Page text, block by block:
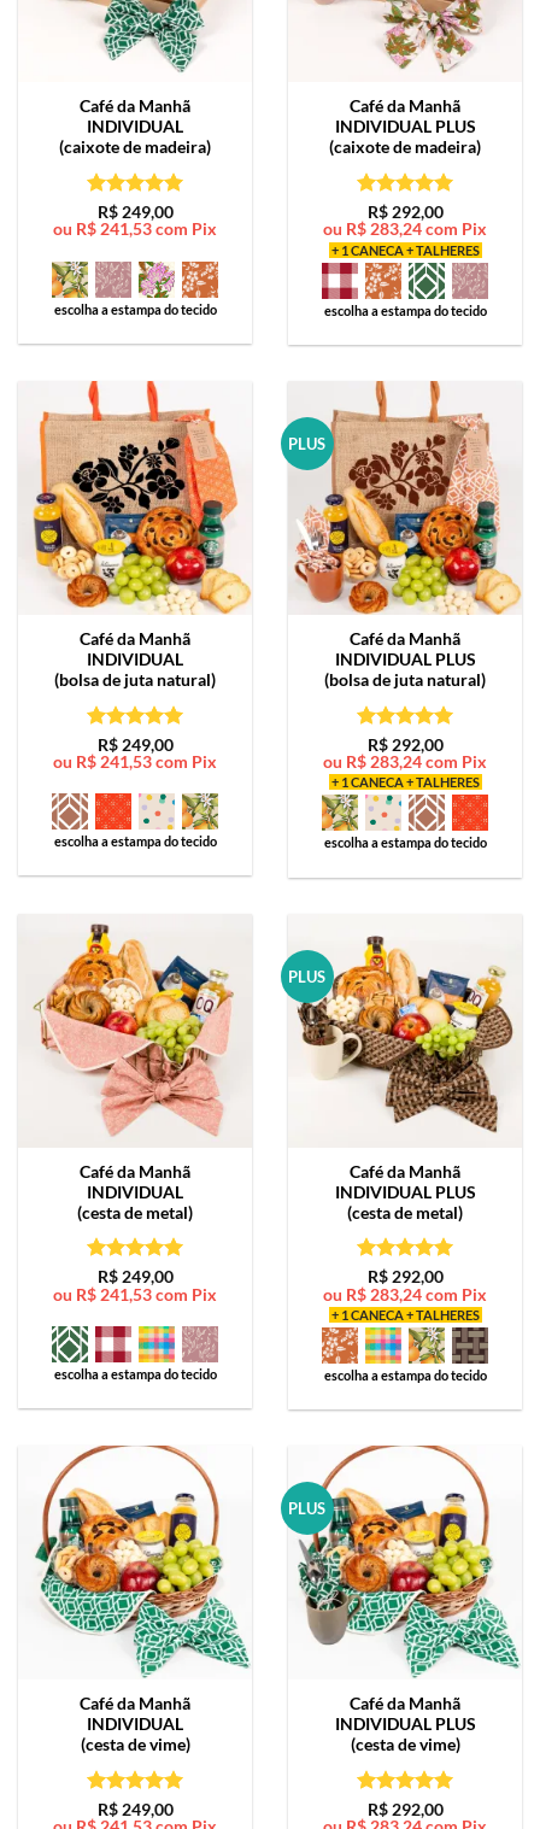
Café da Manhã
INDIVIDUAL
(caixote de madeira)
Avaliação5
de 5
R$249,00
ou R$241,53com Pix
escolha a estampa do tecido
Café da Manhã
INDIVIDUAL PLUS
(caixote de madeira)
Avaliação5
de 5
R$292,00
ou R$283,24com Pix
+ 1 CANECA + TALHERES
escolha a estampa do tecido
Café da Manhã
INDIVIDUAL
(bolsa de juta natural)
Avaliação5
de 5
R$249,00
ou R$ 241,53com Pix
escolha a estampa do tecido
PLUS
Café da Manhã
INDIVIDUAL PLUS
(bolsa de juta natural)
Avaliação5
de 5
R$292,00
ou R$ 283,24com Pix
+ 1 CANECA + TALHERES
escolha a estampa do tecido
Café da Manhã
INDIVIDUAL
(cesta de metal)
Avaliação5
de 5
R$249,00
ou R$ 241,53com Pix
escolha a estampa do tecido
PLUS
Café da Manhã
INDIVIDUAL PLUS
(cesta de metal)
Avaliação5
de 5
R$292,00
ou R$ 283,24com Pix
+ 1 CANECA + TALHERES
escolha a estampa do tecido
Café da Manhã
INDIVIDUAL
(cesta de vime)
Avaliação5
R$249,00
PLUS
Café da Manhã
INDIVIDUAL PLUS
(cesta de vime)
Avaliação5
R$292,00